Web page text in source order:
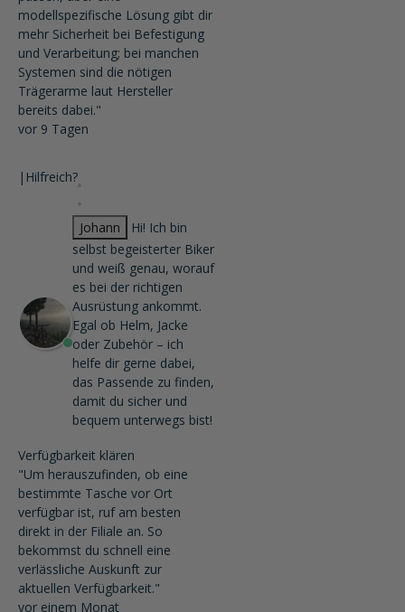
modellspezifische Lösung gibt dir
mehr Sicherheit bei Befestigung
und Verarbeitung; bei manchen
Systemen sind die nötigen
Trägerarme laut Hersteller
bereits dabei."
vor 9 Tagen
| Hilfreich?
Johann
Hi! Ich bin
selbst begeisterter Biker
und weiß genau, worauf
es bei der richtigen
Ausrüstung ankommt.
Egal ob Helm, Jacke
oder Zubehör – ich
helfe dir gerne dabei,
das Passende zu finden,
damit du sicher und
bequem unterwegs bist!
Verfügbarkeit klären
"Um herauszufinden, ob eine
bestimmte Tasche vor Ort
verfügbar ist, ruf am besten
direkt in der Filiale an. So
bekommst du schnell eine
verlässliche Auskunft zur
aktuellen Verfügbarkeit."
vor einem Monat